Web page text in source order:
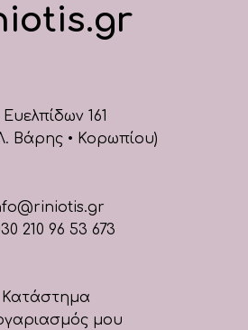
161
Βάρης • Κορωπίου)
210 96 53 673
Κατάστημα
μου